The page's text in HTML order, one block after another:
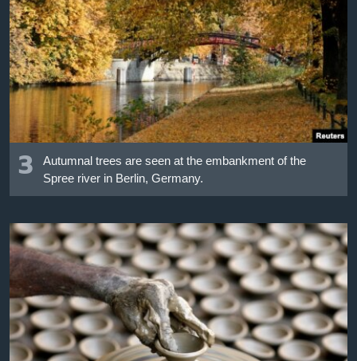
3
Autumnal trees are seen at the embankment of the
Spree river in Berlin, Germany.